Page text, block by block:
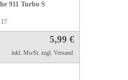
911 Turbo S
5,99 €
inkl. MwSt. zzgl. Versand